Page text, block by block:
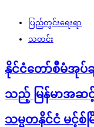
ပြည်တွင်းရေးရာ
သတင်း
နိုင်ငံတော်စီမံအုပ်ခ
သည့် မြန်မာအဆ
သမ္မတနိုင်ငံ မင့်စ်